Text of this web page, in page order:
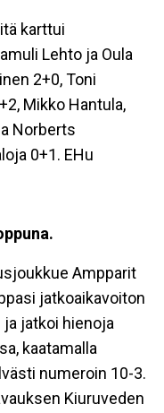
karttui
Lehto ja Oula
2+0, Toni
Mikko Hantula,
Norberts
0+1. EHu
Ampparit
jatkoaikavoiton
jatkoi hienoja
kaatamalla
numeroin 10-3.
Kiuruveden